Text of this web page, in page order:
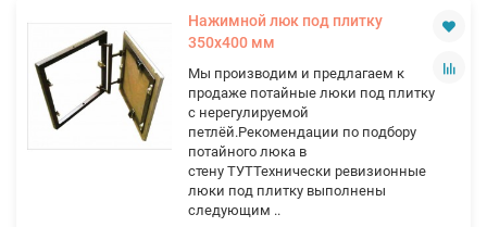
Нажимной люк под плитку
350х400 мм
Мы производим и предлагаем к
продаже потайные люки под плитку
с нерегулируемой
петлёй.Рекомендации по подбору
потайного люка в
стену ТУТТехнически ревизионные
люки под плитку выполнены
следующим ..